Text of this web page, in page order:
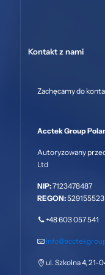
Kontakt z nami
Zachęcamy do
Acctek Group
Autoryzowany
Ltd
NIP:7123478487
REGON:529155523
+48 603 057 541
ul. Szkolna 4, 21-